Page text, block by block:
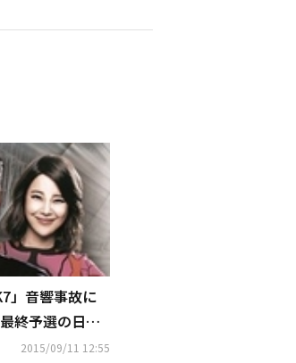
」音響事故に
終予選の日程
発生”
2015/09/11 12:55